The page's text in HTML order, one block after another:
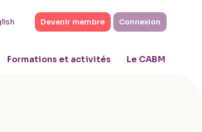
Devenir membre Connexion
Formations et activités Le CABM